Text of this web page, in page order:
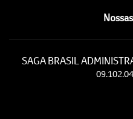
SAGA BRASIL